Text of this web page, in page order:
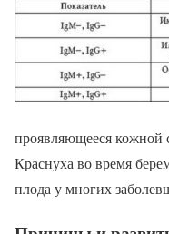
проявляющееся кожной
Краснуха во время
плода у многих